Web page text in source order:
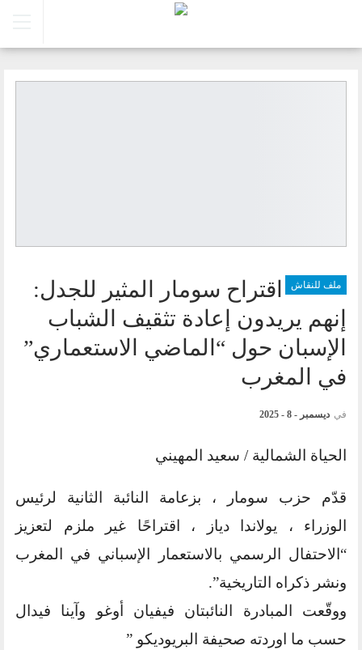
ملف للنقاش
اقتراح سومار المثير للجدل:
إنهم يريدون إعادة تثقيف الشباب
الإسبان حول “الماضي الاستعماري”
في المغرب
في ديسمبر - 8 - 2025
الحياة الشمالية / سعيد المهيني
قدّم حزب سومار ، بزعامة النائبة الثانية لرئيس
الوزراء ، يولاندا دياز ، اقتراحًا غير ملزم لتعزيز
“الاحتفال الرسمي بالاستعمار الإسباني في المغرب
ونشر ذكراه التاريخية”.
ووقّعت المبادرة النائبتان فيفيان أوغو وآينا فيدال
حسب ما اوردته صحيفة البريوديكو ”